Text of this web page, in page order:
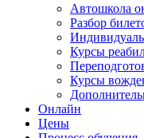
Автошкола
Разбор
Курсы
Курсы
Онлайн
Цены